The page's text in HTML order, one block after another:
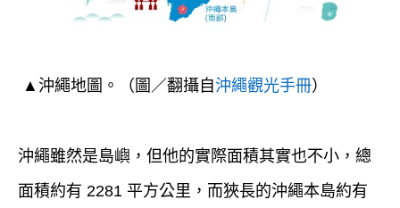
▲沖繩地圖。（圖／翻攝自沖繩觀光手冊）
沖繩雖然是島嶼，但他的實際面積其實也不小，總
面積約有 2281 平方公里，而狹長的沖繩本島約有